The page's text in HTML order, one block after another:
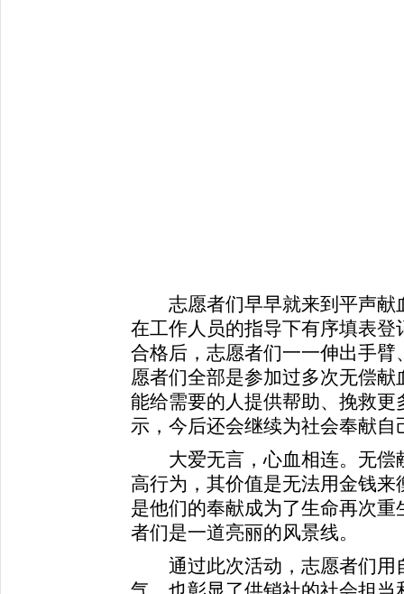
志愿者们早早就来到平声献
在工作人员的指导下有序填表
合格后，志愿者们一一伸出手
愿者们全部是参加过多次无偿
能给需要的人提供帮助、挽救
示，今后还会继续为社会奉献自
大爱无言，心血相连。无偿
高行为，其价值是无法用金钱
是他们的奉献成为了生命再次
者们是一道亮丽的风景线。
通过此次活动，志愿者们用